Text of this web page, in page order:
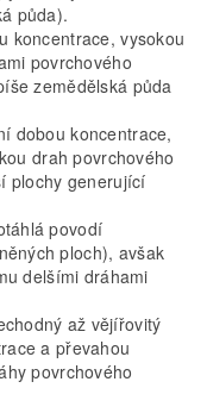
půda).
koncentrace, vysokou
povrchového
zemědělská půda
dobou koncentrace,
drah povrchového
plochy generující
povodí
ploch), avšak
delšími dráhami
až vějířovitý
a převahou
povrchového